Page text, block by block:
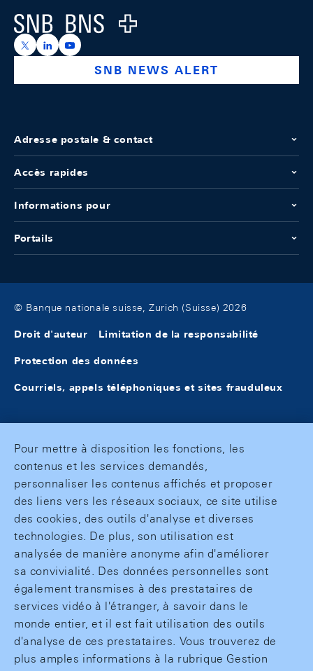
Logo
https://x.com/snb_bns
https://ch.linkedin.com/company/swiss-national-
https://www.youtube.com/@swissnationalbank
SNB NEWS ALERT
Adresse postale & contact
Accès rapides
Informations pour
Portails
© Banque nationale suisse, Zurich (Suisse) 2026
Droit d'auteur Limitation de la responsabilité
Protection des données
Courriels, appels téléphoniques et sites frauduleux
Pour mettre à disposition les fonctions, les
contenus et les services demandés,
personnaliser les contenus affichés et proposer
des liens vers les réseaux sociaux, ce site utilise
des cookies, des outils d'analyse et diverses
technologies. De plus, son utilisation est
analysée de manière anonyme afin d'améliorer
sa convivialité. Des données personnelles sont
également transmises à des prestataires de
services vidéo à l'étranger, à savoir dans le
monde entier, et il est fait utilisation des outils
d'analyse de ces prestataires. Vous trouverez de
plus amples informations à la rubrique Gestion